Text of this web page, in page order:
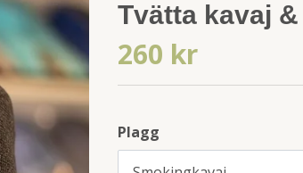
Tvätta kavaj
260 kr
Plagg